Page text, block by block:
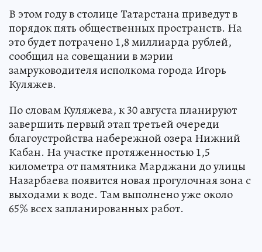
В этом году в столице Татарстана приведут в
порядок пять общественных пространств. На
это будет потрачено 1,8 миллиарда рублей,
сообщил на совещании в мэрии
замруководителя исполкома города Игорь
Куляжев.
По словам Куляжева, к 30 августа планируют
завершить первый этап третьей очереди
благоустройства набережной озера Нижний
Кабан. На участке протяженностью 1,5
километра от памятника Марджани до улицы
Назарбаева появится новая прогулочная зона с
выходами к воде. Там выполнено уже около
65% всех запланированных работ.